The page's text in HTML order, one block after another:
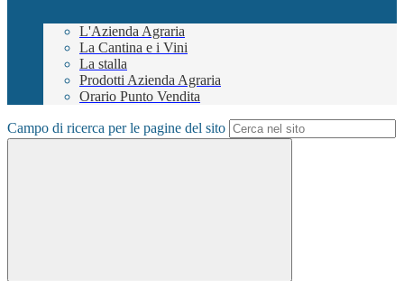
L'Azienda Agraria
La Cantina e i Vini
La stalla
Prodotti Azienda Agraria
Orario Punto Vendita
Campo di ricerca per le pagine del sito